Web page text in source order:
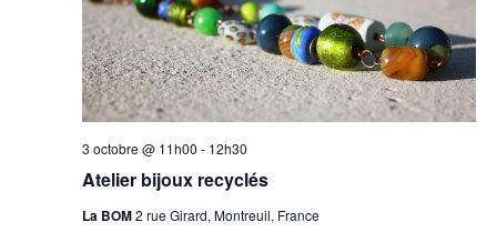
Atelier bijoux recyclés
3 octobre @ 11h00 - 12h30
La BOM2 rue Girard, Montreuil, France